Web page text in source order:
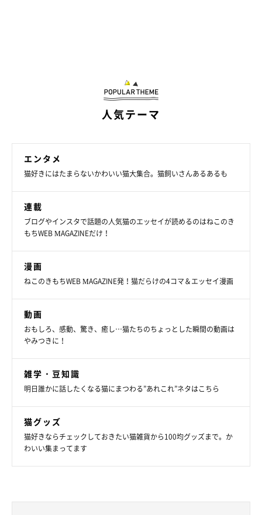
人気テーマ
エンタメ
猫好きにはたまらないかわいい猫大集合。猫飼いさんあるあるも
連載
ブログやインスタで話題の人気猫のエッセイが読めるのはねこのき
もちWEB MAGAZINEだけ！
漫画
ねこのきもちWEB MAGAZINE発！猫だらけの4コマ＆エッセイ漫画
動画
おもしろ、感動、驚き、癒し…猫たちのちょっとした瞬間の動画は
やみつきに！
雑学・豆知識
明日誰かに話したくなる猫にまつわる”あれこれ”ネタはこちら
猫グッズ
猫好きならチェックしておきたい猫雑貨から100均グッズまで。か
わいい集まってます